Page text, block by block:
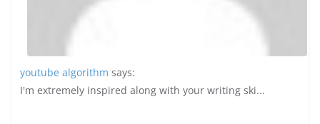
youtube algorithm says:
I'm extremely inspired along with your writing ski...